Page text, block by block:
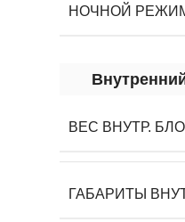
НОЧНОЙ
ВЕС ВНУТР.
ГАБАРИТЫ